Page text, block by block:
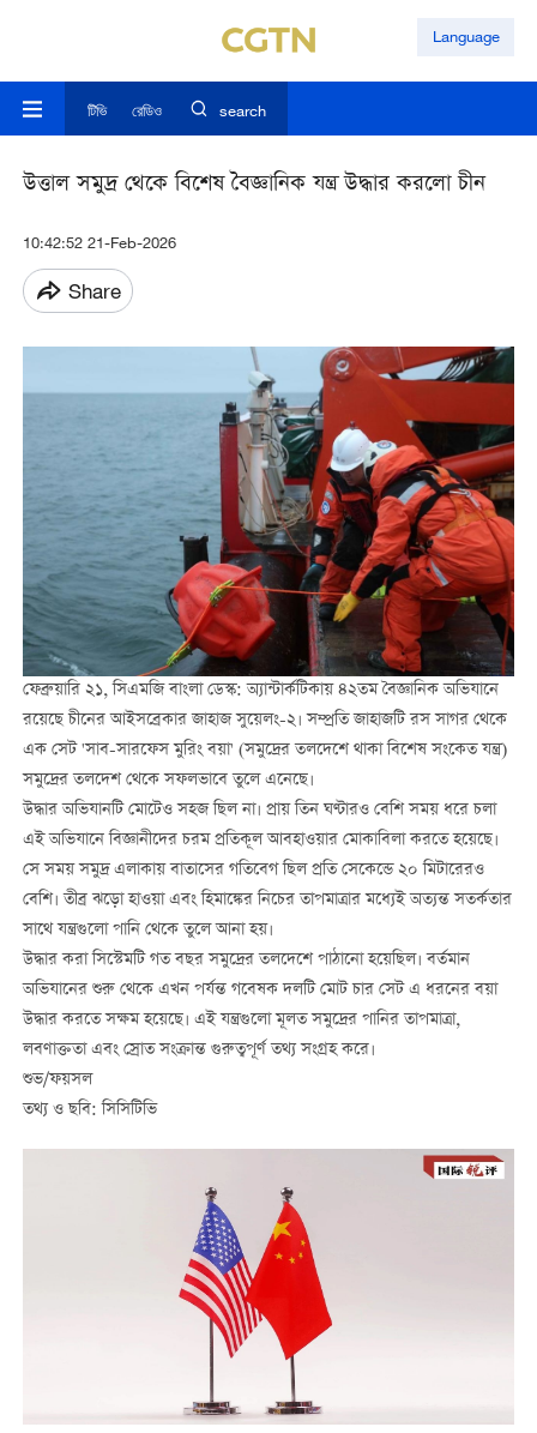
Language
টিভি রেডিও search
উত্তাল সমুদ্র থেকে বিশেষ বৈজ্ঞানিক যন্ত্র উদ্ধার করলো চীন
10:42:52 21-Feb-2026
Share
ফেব্রুয়ারি ২১, সিএমজি বাংলা ডেস্ক: অ্যান্টার্কটিকায় ৪২তম বৈজ্ঞানিক অভিযানে
রয়েছে চীনের আইসব্রেকার জাহাজ সুয়েলং-২। সম্প্রতি জাহাজটি রস সাগর থেকে
এক সেট 'সাব-সারফেস মুরিং বয়া' (সমুদ্রের তলদেশে থাকা বিশেষ সংকেত যন্ত্র)
সমুদ্রের তলদেশ থেকে সফলভাবে তুলে এনেছে।
উদ্ধার অভিযানটি মোটেও সহজ ছিল না। প্রায় তিন ঘণ্টারও বেশি সময় ধরে চলা
এই অভিযানে বিজ্ঞানীদের চরম প্রতিকূল আবহাওয়ার মোকাবিলা করতে হয়েছে।
সে সময় সমুদ্র এলাকায় বাতাসের গতিবেগ ছিল প্রতি সেকেন্ডে ২০ মিটারেরও
বেশি। তীব্র ঝড়ো হাওয়া এবং হিমাঙ্কের নিচের তাপমাত্রার মধ্যেই অত্যন্ত সতর্কতার
সাথে যন্ত্রগুলো পানি থেকে তুলে আনা হয়।
উদ্ধার করা সিস্টেমটি গত বছর সমুদ্রের তলদেশে পাঠানো হয়েছিল। বর্তমান
অভিযানের শুরু থেকে এখন পর্যন্ত গবেষক দলটি মোট চার সেট এ ধরনের বয়া
উদ্ধার করতে সক্ষম হয়েছে। এই যন্ত্রগুলো মূলত সমুদ্রের পানির তাপমাত্রা,
লবণাক্ততা এবং স্রোত সংক্রান্ত গুরুত্বপূর্ণ তথ্য সংগ্রহ করে।
শুভ/ফয়সল
তথ্য ও ছবি: সিসিটিভি